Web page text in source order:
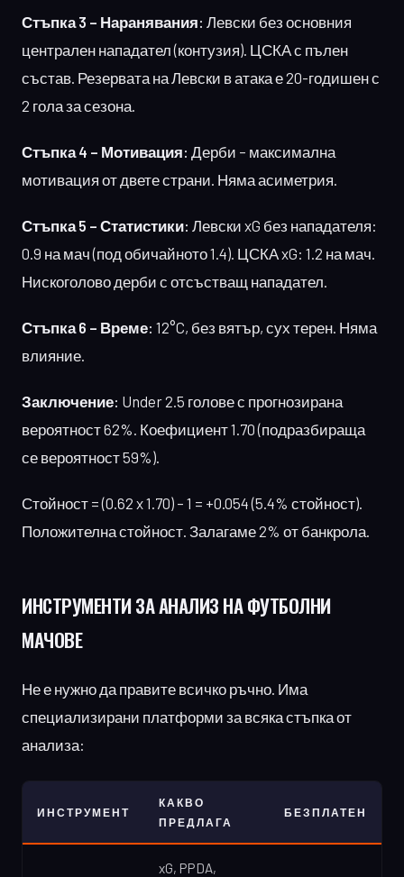
Стъпка 3 – Наранявания: Левски без основния
централен нападател (контузия). ЦСКА с пълен
състав. Резервата на Левски в атака е 20-годишен с
2 гола за сезона.
Стъпка 4 – Мотивация: Дерби – максимална
мотивация от двете страни. Няма асиметрия.
Стъпка 5 – Статистики: Левски xG без нападателя:
0.9 на мач (под обичайното 1.4). ЦСКА xG: 1.2 на мач.
Нискоголово дерби с отсъстващ нападател.
Стъпка 6 – Време: 12°C, без вятър, сух терен. Няма
влияние.
Заключение: Under 2.5 голове с прогнозирана
вероятност 62%. Коефициент 1.70 (подразбираща
се вероятност 59%).
Стойност = (0.62 x 1.70) – 1 = +0.054 (5.4% стойност).
Положителна стойност. Залагаме 2% от банкрола.
ИНСТРУМЕНТИЗА АНАЛИЗ НА ФУТБОЛНИ
МАЧОВЕ
Не е нужно да правите всичко ръчно. Има
специализирани платформи за всяка стъпка от
анализа:
ИНСТРУМЕНТ
КАКВО
ПРЕДЛАГА
БЕЗПЛАТЕН
xG, PPDA,